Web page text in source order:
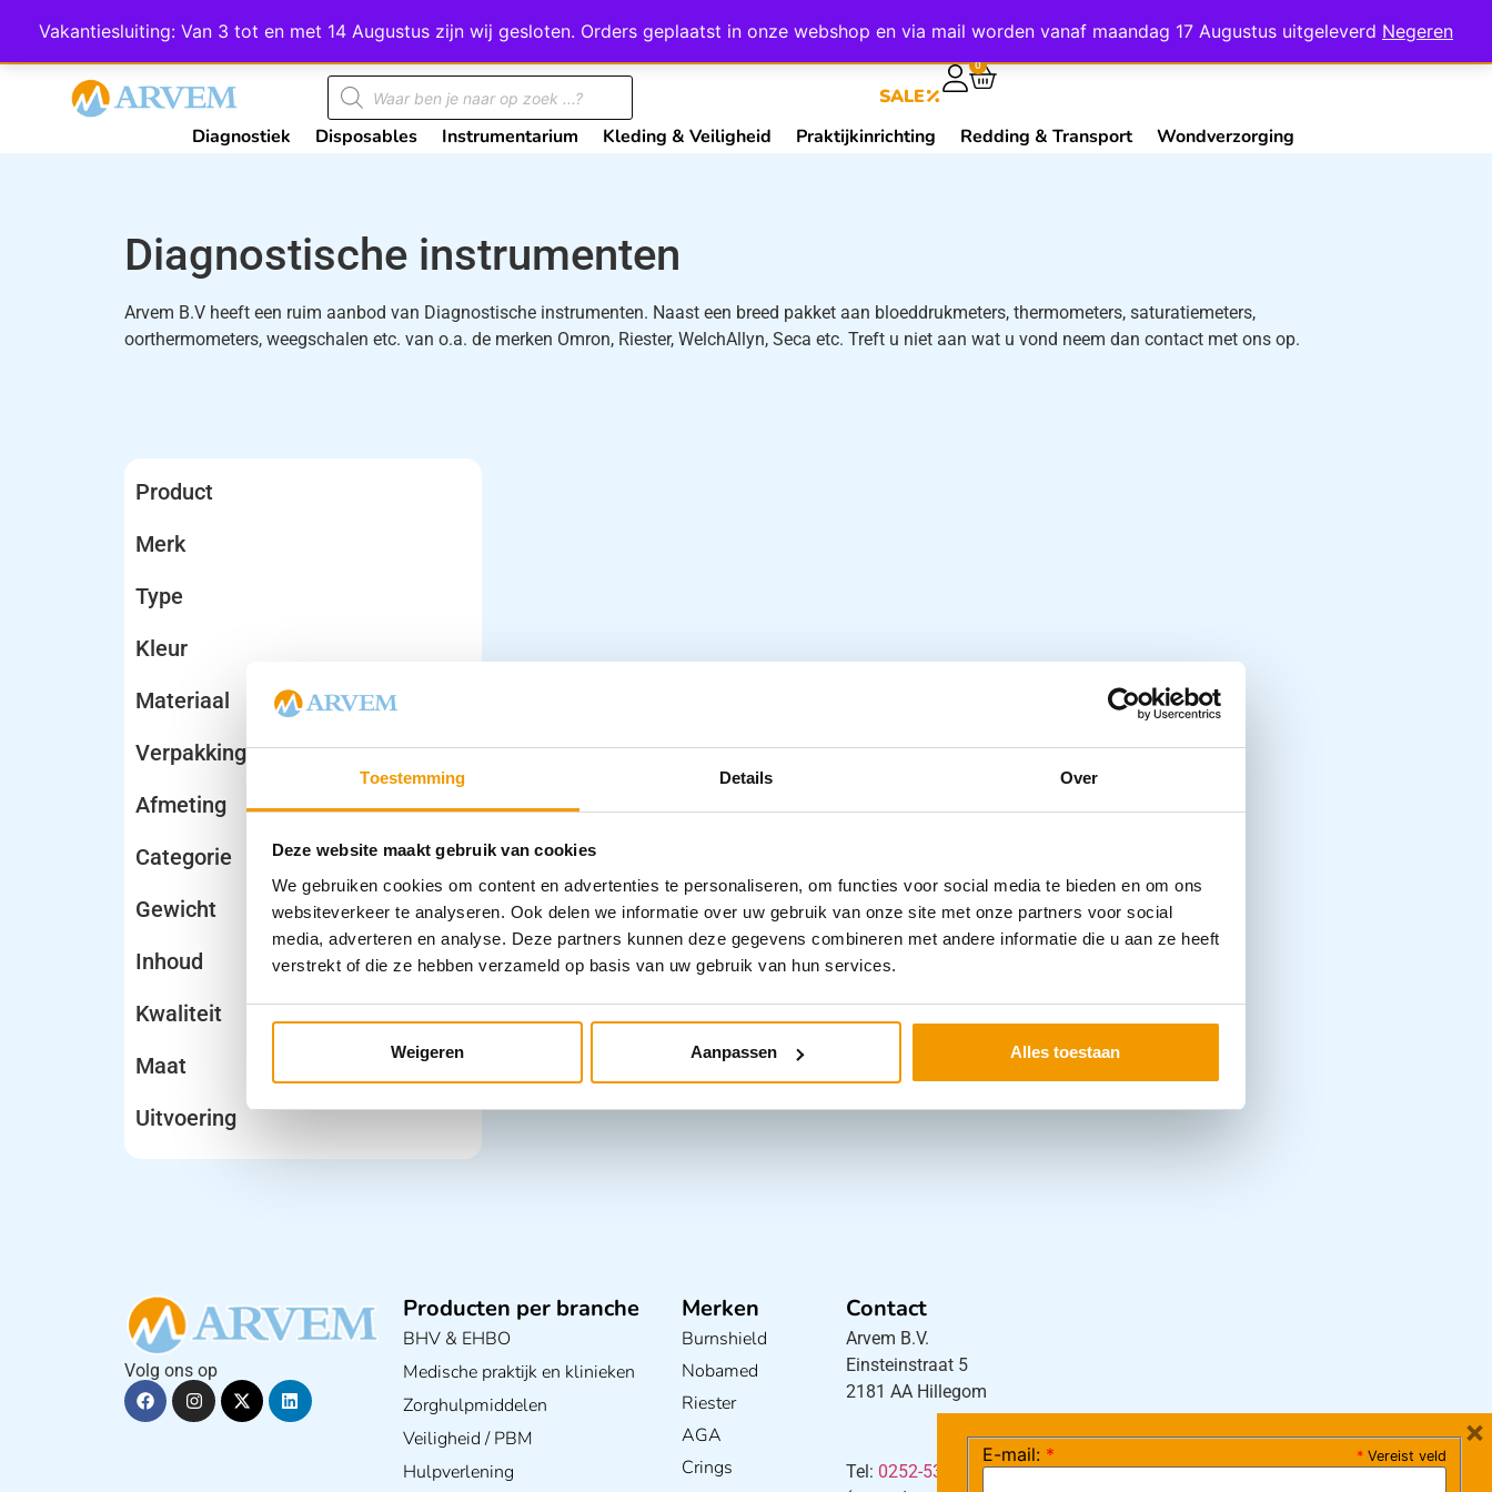
Toestemming Details Over
Deze website maakt gebruik van cookies
We gebruiken cookies om content en advertenties te personaliseren, om functies voor social media te bieden en om ons
websiteverkeer te analyseren. Ook delen we informatie over uw gebruik van onze site met onze partners voor social
media, adverteren en analyse. Deze partners kunnen deze gegevens combineren met andere informatie die u aan ze heeft
verstrekt of die ze hebben verzameld op basis van uw gebruik van hun services.
Weigeren Aanpassen Alles toestaan
Vakantiesluiting: Van 3 tot en met 14 Augustus zijn wij gesloten. Orders geplaatst in onze webshop en via mail worden vanaf maandag 17 Augustus uitgeleverd Negeren
Wij scoren een 4,8 op Google Mijn Account Contact
SALE
0
Diagnostiek Disposables Instrumentarium Kleding & Veiligheid Praktijkinrichting Redding & Transport Wondverzorging
Diagnostische instrumenten
Arvem B.V heeft een ruim aanbod van Diagnostische instrumenten. Naast een breed pakket aan bloeddrukmeters, thermometers, saturatiemeters,
oorthermometers, weegschalen etc. van o.a. de merken Omron, Riester, WelchAllyn, Seca etc. Treft u niet aan wat u vond neem dan contact met ons op.
Product
Merk
Type
Kleur
Materiaal
Verpakking
Afmeting
Categorie
Gewicht
Inhoud
Kwaliteit
Maat
Uitvoering
Volg ons op
Producten per branche
BHV & EHBO
Medische praktijk en klinieken
Zorghulpmiddelen
Veiligheid / PBM
Hulpverlening
Merken
Burnshield
Nobamed
Riester
AGA
Crings
Contact
Arvem B.V.
Einsteinstraat 5
2181 AA Hillegom
Tel: 0252-533256
E-mail: